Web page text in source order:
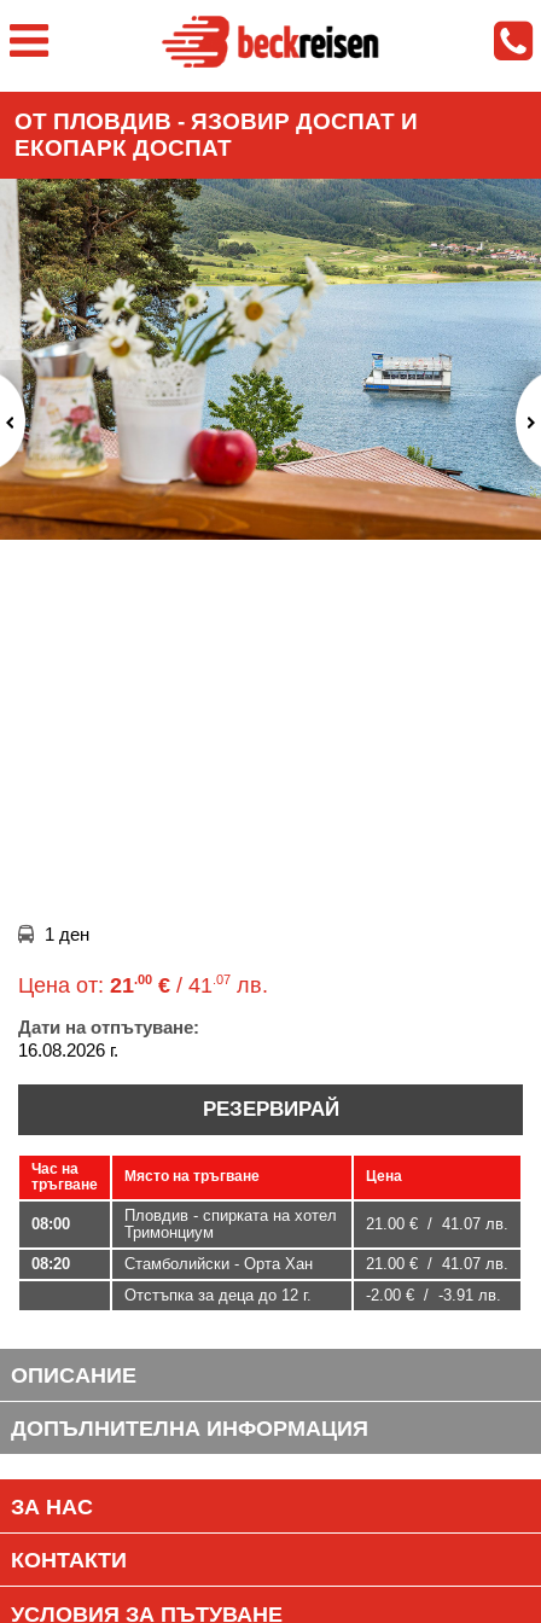
ОТ ПЛОВДИВ - ЯЗОВИР ДОСПАТ И
ЕКОПАРК ДОСПАТ
1 ден
Цена от: 21.00 € / 41 .07 лв.
Дати на отпътуване:
16.08.2026 г.
РЕЗЕРВИРАЙ
Час на
тръгване
Място на тръгване Цена
08:00
Пловдив - спирката на хотел
Тримонциум
21.00 € / 41.07 лв.
08:20 Стамболийски - Орта Хан
21.00 € / 41.07 лв.
Отстъпка за деца до 12 г.
-2.00 € / -3.91 лв.
ОПИСАНИЕ
ДОПЪЛНИТЕЛНА ИНФОРМАЦИЯ
ЗА НАС
КОНТАКТИ
УСЛОВИЯ ЗА ПЪТУВАНЕ